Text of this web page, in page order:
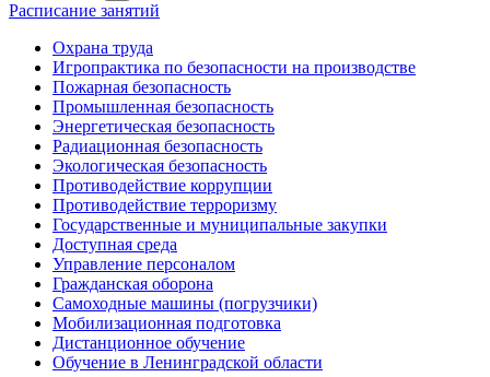
Расписание занятий
Охрана труда
Игропрактика по безопасности на производстве
Пожарная безопасность
Промышленная безопасность
Энергетическая безопасность
Радиационная безопасность
Экологическая безопасность
Противодействие коррупции
Противодействие терроризму
Государственные и муниципальные закупки
Доступная среда
Управление персоналом
Гражданская оборона
Самоходные машины (погрузчики)
Мобилизационная подготовка
Дистанционное обучение
Обучение в Ленинградской области